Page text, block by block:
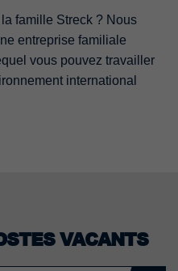
famille Streck ? Nous
entreprise familiale
vous pouvez travailler
international
VACANTS